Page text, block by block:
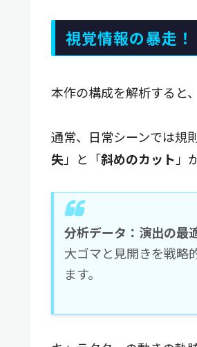
視覚情報の暴走
本作の構成を解析すると
通常、日常シーンでは規
失」と「斜めのカット 」
分析データ：演出の最
大ゴマと見開きを戦略
ます。